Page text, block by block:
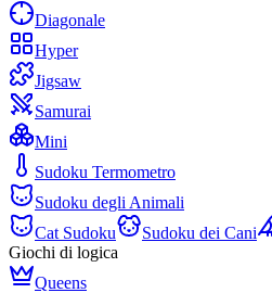
Diagonale
Hyper
Jigsaw
Samurai
Mini
Sudoku Termometro
Sudoku degli Animali
Cat Sudoku
Sudoku dei Cani
Giochi di logica
Queens